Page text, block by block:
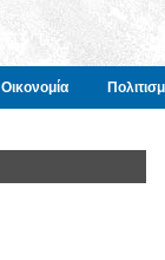
Οικονομία